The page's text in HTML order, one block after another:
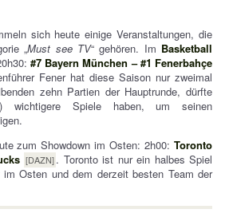
sich heute einige Veranstaltungen, die
„Must see TV“ gehören. Im Basketball
#7 Bayern München – #1 Fenerbahçe
Fener hat diese Saison nur zweimal
zehn Partien der Hauptrunde, dürfte
wichtigere Spiele haben, um seinen
zum Showdown im Osten: 2h00:Toronto
[DAZN]. Toronto ist nur ein halbes Spiel
im Osten und dem derzeit besten Team der